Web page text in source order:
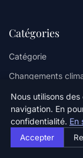
Catégories
Catégorie
Changements
Environnement
Sustainability
Éco-responsabilité
Nous utilisons
navigation. En
confidentialité. En
Accepter